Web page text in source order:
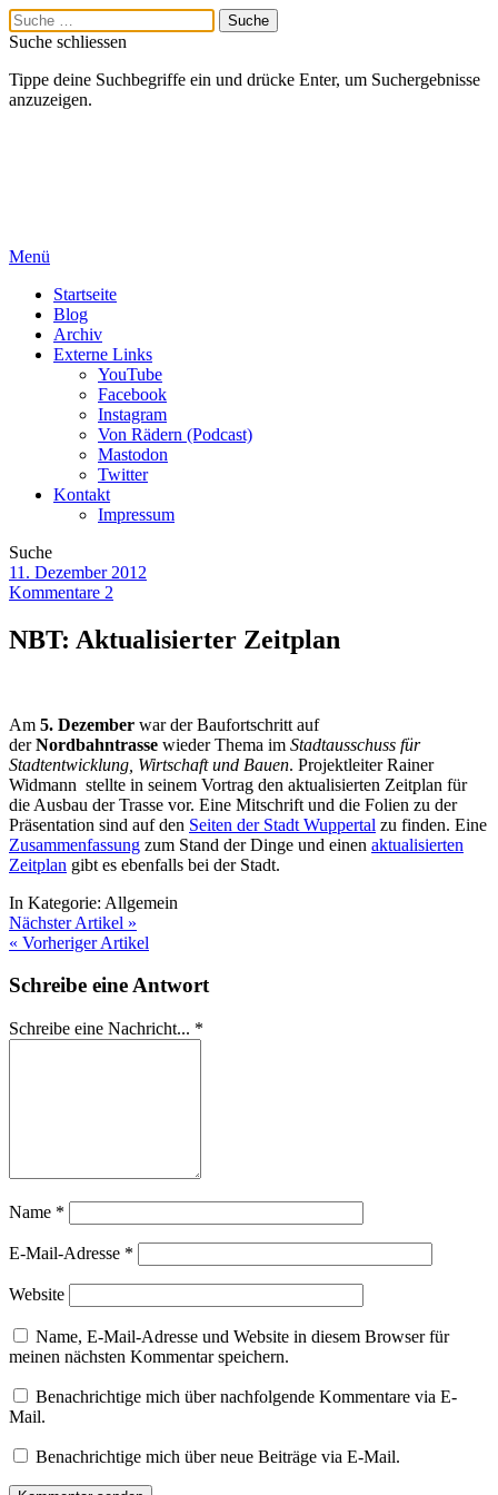
Suche schliessen
Tippe deine Suchbegriffe ein und drücke Enter, um Suchergebnisse
anzuzeigen.
Menü
Startseite
Blog
Archiv
Externe Links
YouTube
Facebook
Instagram
Von Rädern (Podcast)
Mastodon
Twitter
Kontakt
Impressum
Suche
11. Dezember 2012
Kommentare 2
NBT: Aktualisierter Zeitplan
Am 5. Dezember war der Baufortschritt auf
derNordbahntrasse wieder Thema im Stadtausschuss für
Stadtentwicklung, Wirtschaft und Bauen. Projektleiter Rainer
Widmann stellte in seinem Vortrag den aktualisierten Zeitplan für
die Ausbau der Trasse vor. Eine Mitschrift und die Folien zu der
Präsentation sind auf den Seiten der Stadt Wuppertal zu finden. Eine
Zusammenfassung zum Stand der Dinge und einen aktualisierten
Zeitplan gibt es ebenfalls bei der Stadt.
In Kategorie: Allgemein
Nächster Artikel »
« Vorheriger Artikel
Schreibe eine Antwort
Schreibe eine Nachricht... *
Name *
E-Mail-Adresse *
Website
Name, E-Mail-Adresse und Website in diesem Browser für
meinen nächsten Kommentar speichern.
Benachrichtige mich über nachfolgende Kommentare via E-
Mail.
Benachrichtige mich über neue Beiträge via E-Mail.